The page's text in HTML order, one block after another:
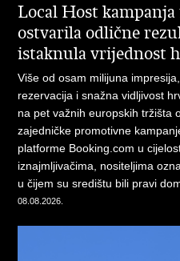
Local Host
ostvarila odlične
istaknula vrijednost
Više od osam milijuna
rezervacija i snažna vidljivost
na pet važnih europskih tržišta
zajedničke promotivne
platforme Booking.com u
iznajmljivačima, nositeljima
u čijem su središtu bili pravi
08.08.2026.